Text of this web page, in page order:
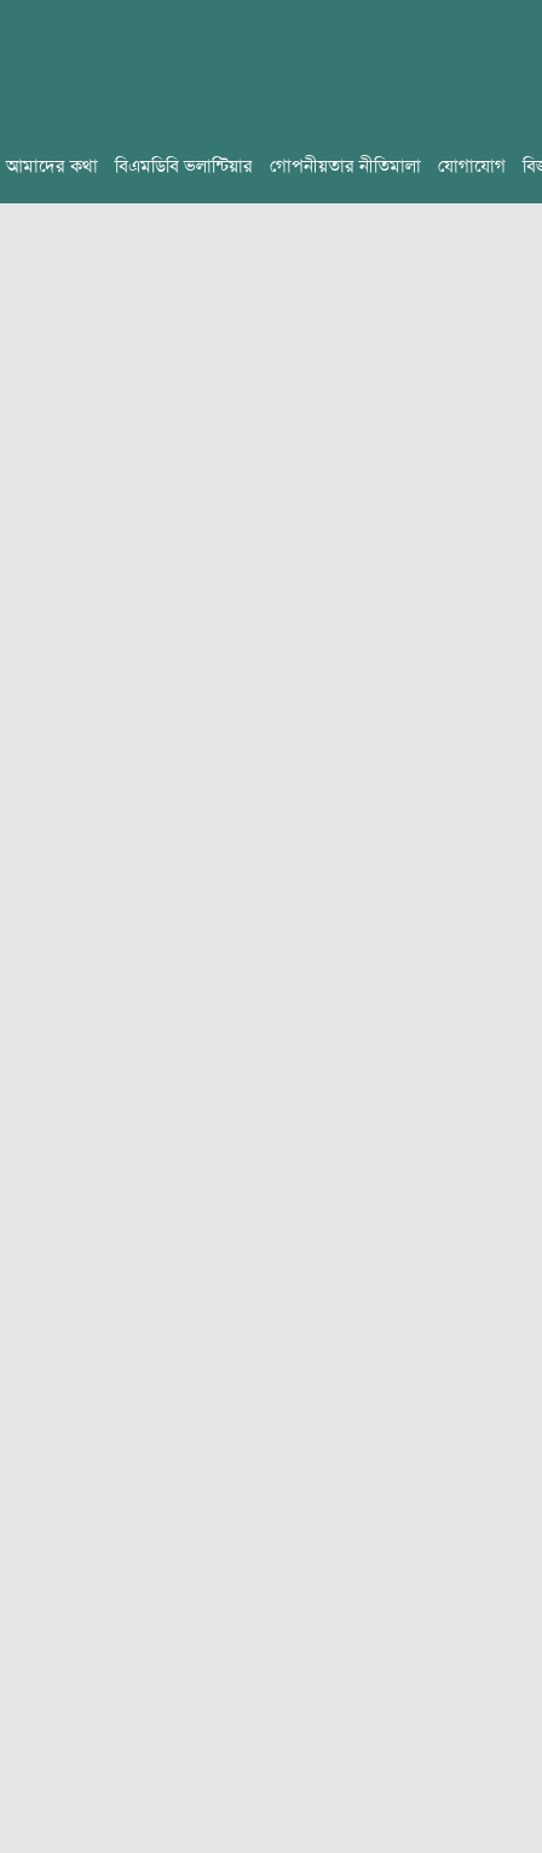
আমাদের কথা বিএমডিবি ভলান্টিয়ার গোপনীয়তার নীতিমালা যোগাযোগ